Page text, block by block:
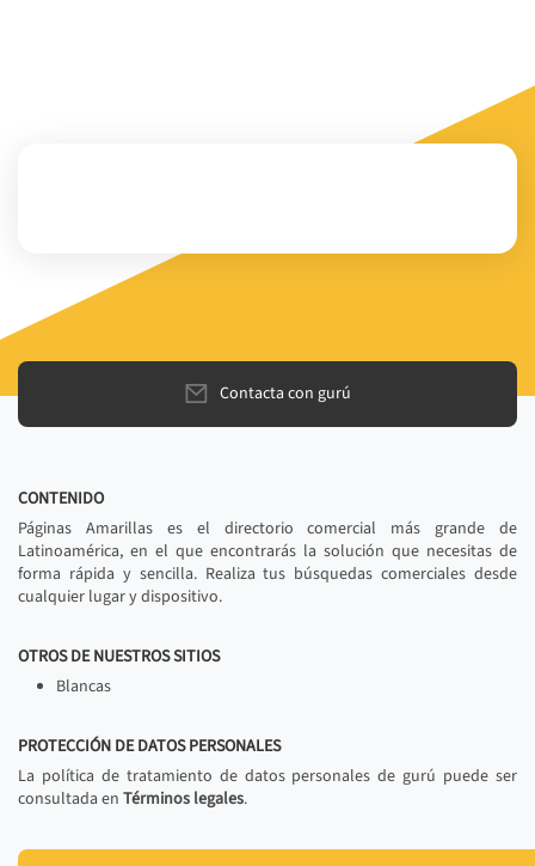
Contacta con gurú
CONTENIDO
Páginas Amarillas es el directorio comercial más grande de
Latinoamérica, en el que encontrarás la solución que necesitas de
forma rápida y sencilla. Realiza tus búsquedas comerciales desde
cualquier lugar y dispositivo.
OTROS DE NUESTROS SITIOS
Blancas
PROTECCIÓN DE DATOS PERSONALES
La política de tratamiento de datos personales de gurú puede ser
consultada en Términos legales.